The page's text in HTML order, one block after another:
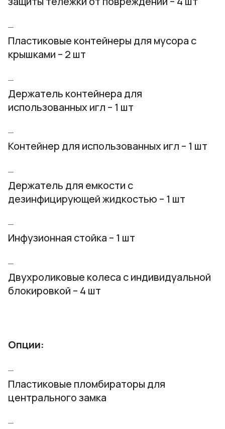
Пластиковые контейнеры для мусора с
крышками – 2 шт
Держатель контейнера для
использованных игл – 1 шт
Контейнер для использованных игл – 1 шт
Держатель для емкости с
дезинфицирующей жидкостью – 1 шт
Инфузионная стойка – 1 шт
Двухроликовые колеса с индивидуальной
блокировкой – 4 шт
Опции:
Пластиковые пломбираторы для
центрального замка